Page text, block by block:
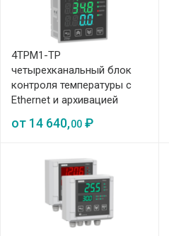
4ТРМ1-ТР
четырехканальный блок
контроля температуры с
Ethernet и архивацией
от 14 640,00 ₽